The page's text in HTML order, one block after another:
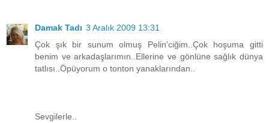
Damak Tadı 3 Aralık 2009 13:31
Çok şık bir sunum olmuş Pelin'ciğim..Çok hoşuma gitti
benim ve arkadaşlarımın..Ellerine ve gönlüne sağlık dünya
tatlısı..Öpüyorum o tonton yanaklarından..
Sevgilerle..